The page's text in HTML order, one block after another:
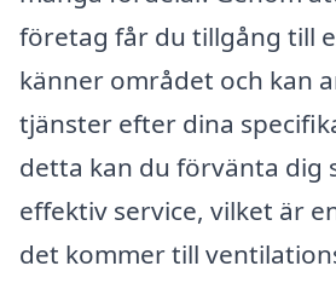
företag får du tillgång till
känner området och kan
tjänster efter dina
detta kan du förvänta dig
effektiv service, vilket är
det kommer till